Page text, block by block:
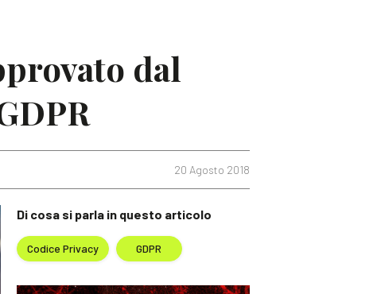
dal
20 Agosto 2018
Di cosa si parla in questo articolo
Codice Privacy GDPR